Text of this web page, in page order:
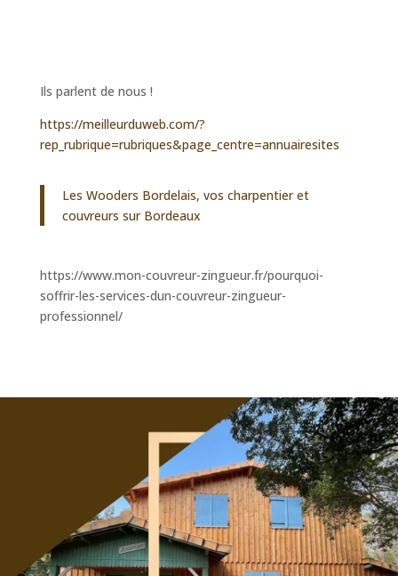
Ils parlent de nous !
https://meilleurduweb.com/?
rep_rubrique=rubriques&page_centre=annuairesites
Les Wooders Bordelais, vos charpentier et
couvreurs sur Bordeaux
https://www.mon-couvreur-zingueur.fr/pourquoi-
soffrir-les-services-dun-couvreur-zingueur-
professionnel/